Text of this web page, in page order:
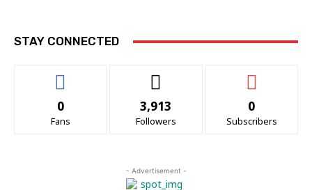
STAY CONNECTED
0
Fans
3,913
Followers
0
Subscribers
- Advertisement -